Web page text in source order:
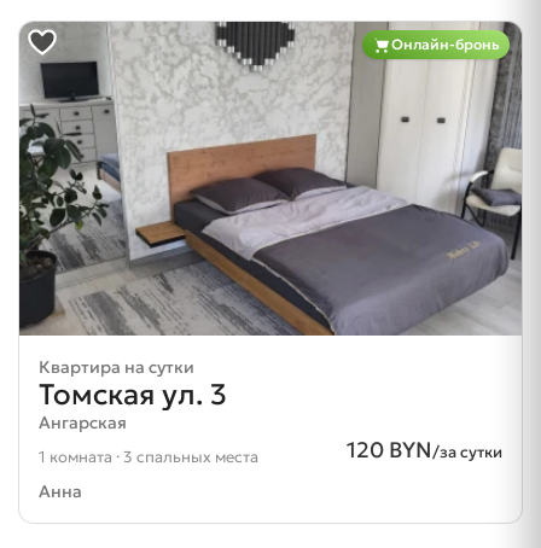
Онлайн-бронь
Квартира на сутки
Томская ул. 3
Ангарская
120 BYN/за сутки
1 комната · 3 спальных места
Анна